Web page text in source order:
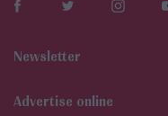
Newsletter
Αdvertise online